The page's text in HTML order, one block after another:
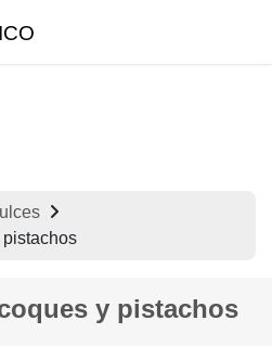
y pistachos